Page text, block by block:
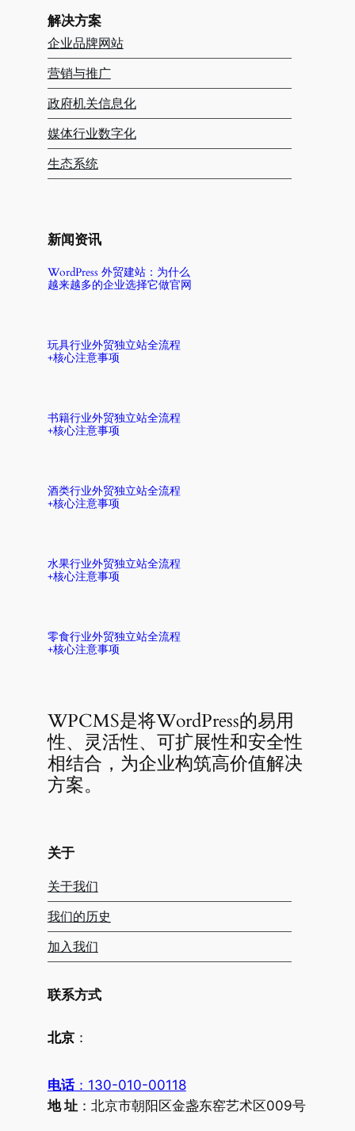
解决方案
企业品牌网站
营销与推广
政府机关信息化
媒体行业数字化
生态系统
新闻资讯
WordPress 外贸建站：为什么
越来越多的企业选择它做官网
玩具行业外贸独立站全流程
+核心注意事项
书籍行业外贸独立站全流程
+核心注意事项
酒类行业外贸独立站全流程
+核心注意事项
水果行业外贸独立站全流程
+核心注意事项
零食行业外贸独立站全流程
+核心注意事项
WPCMS是将WordPress的易用
性、灵活性、可扩展性和安全性
相结合，为企业构筑高价值解决
方案。
关于
关于我们
我们的历史
加入我们
联系方式
北京：
电话：130-010-00118
地 址：北京市朝阳区金盏东窑艺术区009号